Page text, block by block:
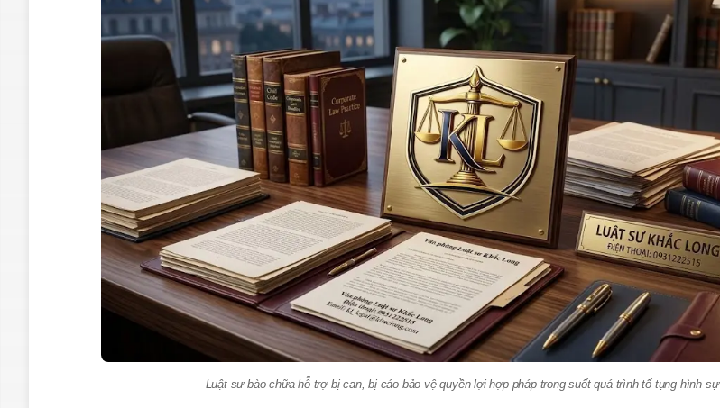
Luật sư bào chữa hỗ trợ bị can, bị cáo bảo vệ quyền lợi hợp pháp trong suốt quá trình tố tụng hình sự